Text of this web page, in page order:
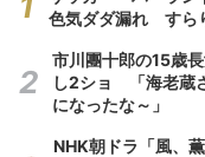
色気ダダ漏れ すら
市川團十郎の15歳
し2ショ 「海老蔵
になったな～」
NHK朝ドラ「風、